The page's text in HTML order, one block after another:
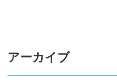
アーカイブ